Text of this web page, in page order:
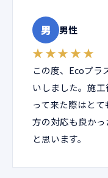
男 男性
★★★★★
この度、Ecoプ
いしました。施
って来た際はと
方の対応も良か
と思います。